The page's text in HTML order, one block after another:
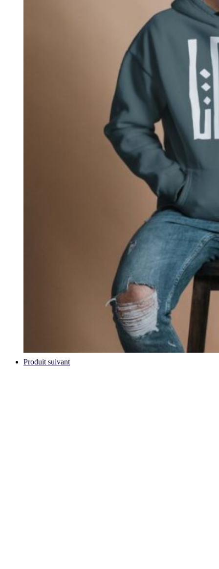
Produit suivant